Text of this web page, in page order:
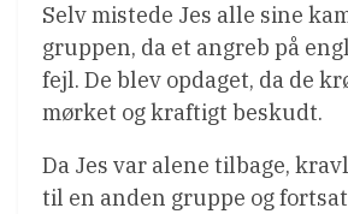
Selv mistede Jes alle sine
gruppen, da et angreb på
fejl. De blev opdaget, da de
mørket og kraftigt beskudt.
Da Jes var alene tilbage,
til en anden gruppe og